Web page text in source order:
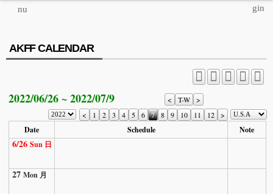
AKFF CALENDAR
2022/06/26 ~ 2022/07/9 < T-W
>
<
1 2 3 4 5 6 7 8 9 10 11 12 >
Date Schedule Note
6/26 Sun 日
27 Mon 月
MENU
ABOUT US
PRESS/MEDIA
JOIN & SUPPORT
CALENDAR
HISTORY